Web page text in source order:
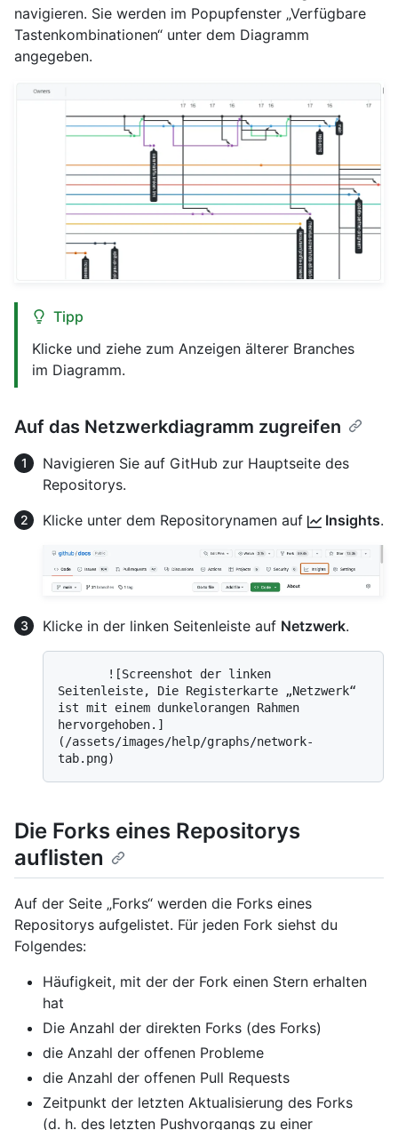
navigieren. Sie werden im Popupfenster „Verfügbare
Tastenkombinationen“ unter dem Diagramm
angegeben.
Tipp
Klicke und ziehe zum Anzeigen älterer Branches
im Diagramm.
Auf das Netzwerkdiagramm zugreifen
Navigieren Sie auf GitHub zur Hauptseite des
Repositorys.
Klicke unter dem Repositorynamen auf
Insights.
Klicke in der linken Seitenleiste auf Netzwerk.
Seitenleiste, Die Registerkarte „Netzwerk“
ist mit einem dunkelorangen Rahmen
hervorgehoben.]
(/assets/images/help/graphs/network-
Die Forks eines Repositorys
auflisten
Auf der Seite „Forks“ werden die Forks eines
Repositorys aufgelistet. Für jeden Fork siehst du
Folgendes:
Häufigkeit, mit der der Fork einen Stern erhalten
hat
Die Anzahl der direkten Forks (des Forks)
die Anzahl der offenen Probleme
die Anzahl der offenen Pull Requests
Zeitpunkt der letzten Aktualisierung des Forks
(d. h. des letzten Pushvorgangs zu einer